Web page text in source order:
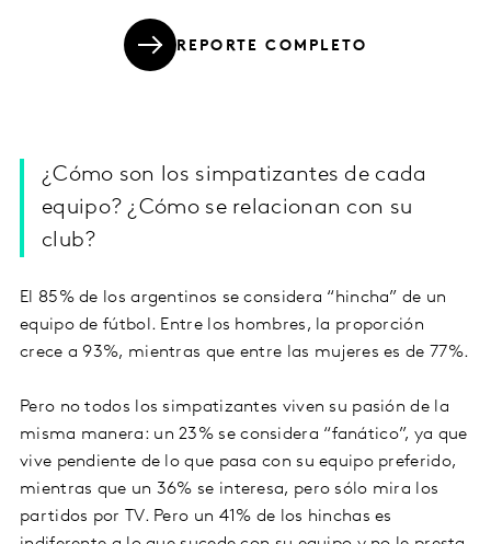
REPORTE COMPLETO
¿Cómo son los simpatizantes de cada
equipo? ¿Cómo se relacionan con su
club?
El 85% de los argentinos se considera “hincha” de un
equipo de fútbol. Entre los hombres, la proporción
crece a 93%, mientras que entre las mujeres es de 77%.
Pero no todos los simpatizantes viven su pasión de la
misma manera: un 23% se considera “fanático”, ya que
vive pendiente de lo que pasa con su equipo preferido,
mientras que un 36% se interesa, pero sólo mira los
partidos por TV. Pero un 41% de los hinchas es